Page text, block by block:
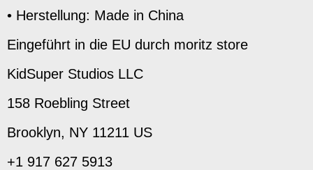
• Herstellung: Made in China
Eingeführt in die EU durch moritz store
KidSuper Studios LLC
158 Roebling Street
Brooklyn, NY 11211 US
+1 917 627 5913